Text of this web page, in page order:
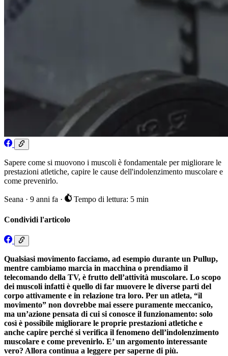
Sapere come si muovono i muscoli è fondamentale per migliorare le
prestazioni atletiche, capire le cause dell'indolenzimento muscolare e
come prevenirlo.
Seana · 9 anni fa · Tempo di lettura: 5 min
Condividi l'articolo
Qualsiasi movimento facciamo, ad esempio durante un Pullup,
mentre cambiamo marcia in macchina o prendiamo il
telecomando della TV, è frutto dell’attività muscolare. Lo scopo
dei muscoli infatti è quello di far muovere le diverse parti del
corpo attivamente e in relazione tra loro. Per un atleta, “il
movimento” non dovrebbe mai essere puramente meccanico,
ma un’azione pensata di cui si conosce il funzionamento: solo
così è possibile migliorare le proprie prestazioni atletiche e
anche capire perché si verifica il fenomeno dell’indolenzimento
muscolare e come prevenirlo. E’ un argomento interessante
vero? Allora continua a leggere per saperne di più.